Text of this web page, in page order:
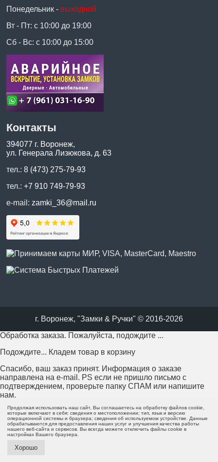
Понедельник - выходной
Вт - Пт: с 10:00 до 19:00
Сб - Вс: с 10:00 до 15:00
Контакты
394077 г. Воронеж,
ул. Генерала Лизюкова, д. 63
тел.:8 (473) 275-79-93
тел.:+7 910 749-79-93
e-mail: zamki_36@mail.ru
г. Воронеж, "Замки & Ручки" © 2016-2026
Продолжая использовать наш сайт, Вы соглашаетесь на обработку файлов cookie,
которые включают в себя: сведения о местоположении; тип, язык и версию
операционной системы и браузера; сведения об используемом устройстве. Данные
обрабатываются для предоставления наших услуг и улучшения качества работы
нашего веб-сайта и сервисов. Вы всегда можете отключить файлы cookie в
настройках Вашего браузера.
Хорошо
Обработка заказа. Пожалуйста, подождите ...
Подождите... Кладем товар в корзину
Спасибо, ваш заказ принят. Информация о заказе
направлена на e-mail. PS если не пришло письмо с
подтверждением, проверьте папку СПАМ или напишите
нам.
Возникла проблема с отправкой заказа. Пожалуйста,
попробуйте еще раз или напишите нам.
Пожалуйста, заполните все поля формы перед отправкой.
Минимальная сумма заказа - 0 руб.